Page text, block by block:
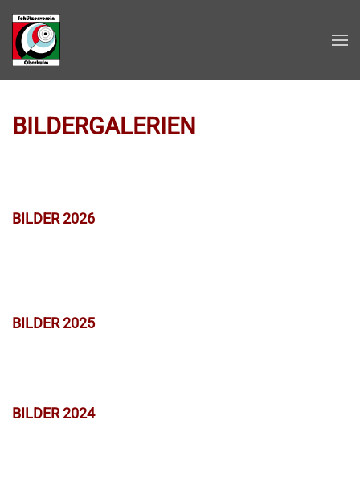
Zum Hauptinhalt springen
BILDERGALERIEN
BILDER 2026
BILDER 2025
BILDER 2024